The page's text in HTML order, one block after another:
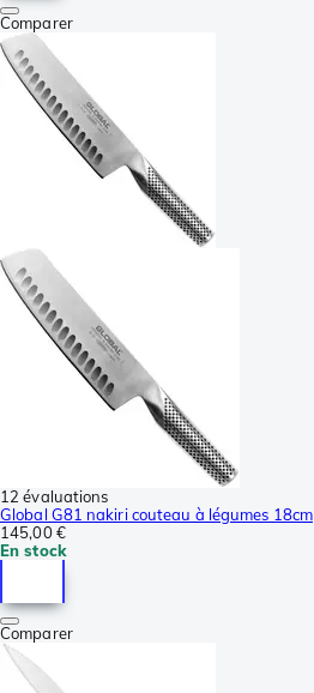
Comparer
12 évaluations
Global G81 nakiri couteau à légumes 18cm
145,00 €
En stock
Comparer